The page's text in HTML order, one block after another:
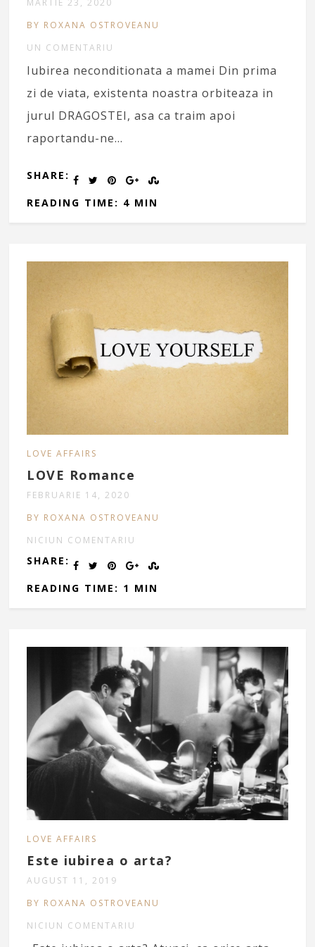
BY ROXANA OSTROVEANU
UN COMENTARIU
Iubirea neconditionata a mamei Din prima
zi de viata, existenta noastra orbiteaza in
jurul DRAGOSTEI, asa ca traim apoi
raportandu-ne…
SHARE:
READING TIME: 4 MIN
LOVE AFFAIRS
LOVE Romance
FEBRUARIE 14, 2020
BY ROXANA OSTROVEANU
NICIUN COMENTARIU
SHARE:
READING TIME: 1 MIN
LOVE AFFAIRS
Este iubirea o arta?
AUGUST 11, 2019
BY ROXANA OSTROVEANU
NICIUN COMENTARIU